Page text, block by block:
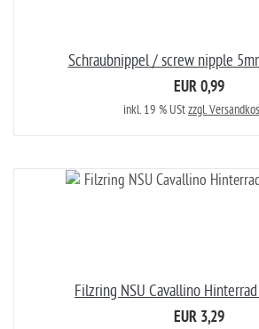
Schraubnippel / screw nipple
EUR 0,99
inkl. 19 % UStzzgl.
Filzring NSU Cavallino Hinterrad
EUR 3,29